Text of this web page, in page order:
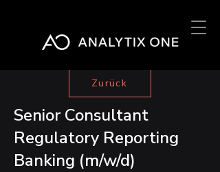
Zurück
Senior Consultant
Regulatory Reporting
Banking (m/w/d)